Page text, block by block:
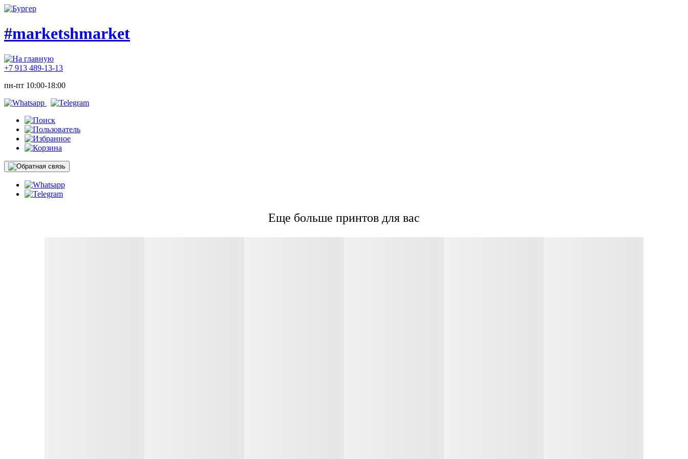
#marketshmarket
+7 913 489-13-13
пн-пт 10:00-18:00
Еще больше принтов для вас